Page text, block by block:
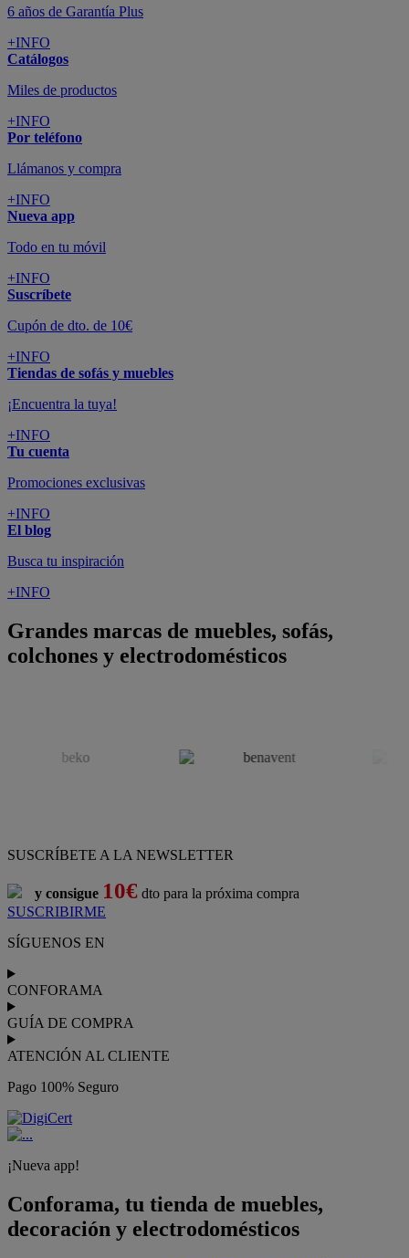
6 años de Garantía Plus
+INFO
Catálogos
Miles de productos
+INFO
Por teléfono
Llámanos y compra
+INFO
Nueva app
Todo en tu móvil
+INFO
Suscríbete
Cupón de dto. de 10€
+INFO
Tiendas de sofás y muebles
¡Encuentra la tuya!
+INFO
Tu cuenta
Promociones exclusivas
+INFO
El blog
Busca tu inspiración
+INFO
Grandes marcas de muebles, sofás,
colchones y electrodomésticos
SUSCRÍBETE A LA NEWSLETTER
y consigue 10€ dto para la próxima compra
SUSCRIBIRME
SÍGUENOS EN
CONFORAMA
GUÍA DE COMPRA
ATENCIÓN AL CLIENTE
Pago 100% Seguro
¡Nueva app!
Conforama, tu tienda de muebles,
decoración y electrodomésticos